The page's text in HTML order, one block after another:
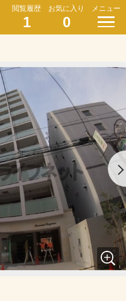
閲覧履歴
1
お気に入り
0
メニュー